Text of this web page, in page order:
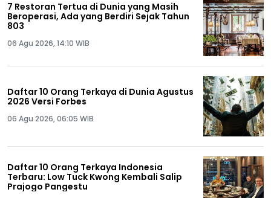
7 Restoran Tertua di Dunia yang Masih
Beroperasi, Ada yang Berdiri Sejak Tahun
803
06 Agu 2026, 14:10 WIB
Daftar 10 Orang Terkaya di Dunia Agustus
2026 Versi Forbes
06 Agu 2026, 06:05 WIB
Daftar 10 Orang Terkaya Indonesia
Terbaru: Low Tuck Kwong Kembali Salip
Prajogo Pangestu